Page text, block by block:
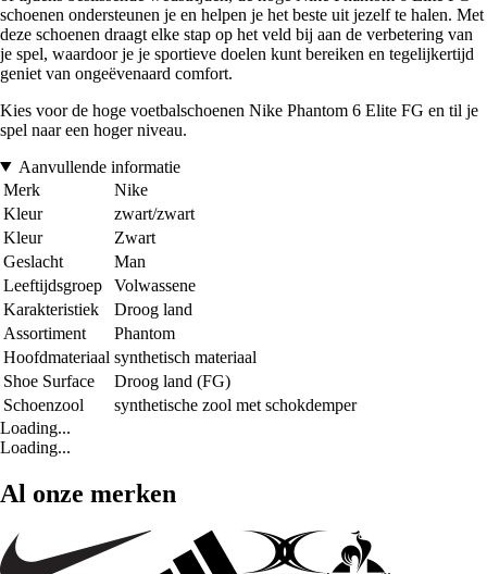
schoenen ondersteunen je en helpen je het beste uit jezelf te halen. Met
deze schoenen draagt elke stap op het veld bij aan de verbetering van
je spel, waardoor je je sportieve doelen kunt bereiken en tegelijkertijd
geniet van ongeëvenaard comfort.
Kies voor de hoge voetbalschoenen Nike Phantom 6 Elite FG en til je
spel naar een hoger niveau.
Aanvullende informatie
Merk
Nike
Kleur
zwart/zwart
Kleur
Zwart
Geslacht
Man
Leeftijdsgroep
Volwassene
Karakteristiek
Droog land
Assortiment
Phantom
Hoofdmateriaal synthetisch materiaal
Shoe Surface
Droog land (FG)
Schoenzool
synthetische zool met schokdemper
Loading...
Loading...
Al onze merken